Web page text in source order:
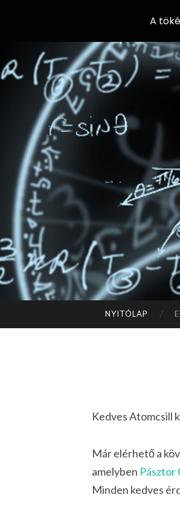
A
NYITÓLAP
Kedves Atomcsill
Már elérhető a
amelyben Pásztor
Minden kedves
A